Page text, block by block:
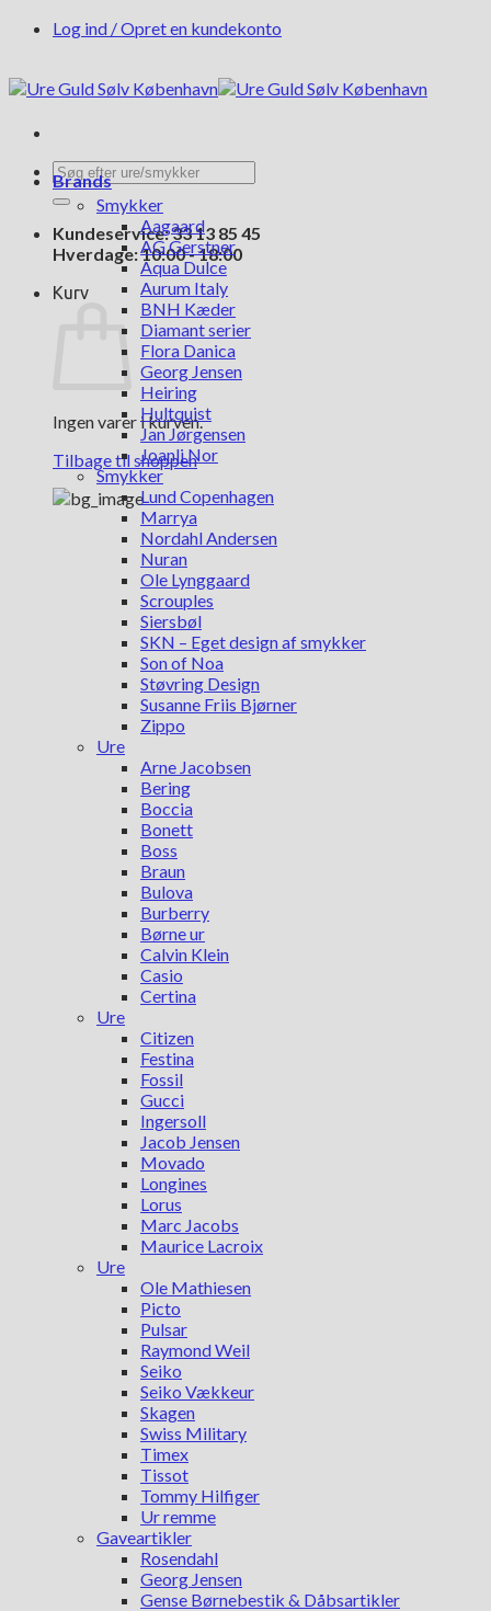
FortsætLog ind / Opret en kundekonto
Søg
efter:
Kundeservice: 33 13 85 45
Hverdage: 10:00 - 18:00
Kurv
Ingen varer i kurven.
Tilbage til shoppen
Brands
Smykker
Aagaard
AG Gerstner
Aqua Dulce
Aurum Italy
BNH Kæder
Diamant serier
Flora Danica
Georg Jensen
Heiring
Hultquist
Jan Jørgensen
Joanli Nor
Smykker
Lund Copenhagen
Marrya
Nordahl Andersen
Nuran
Ole Lynggaard
Scrouples
Siersbøl
SKN – Eget design af smykker
Son of Noa
Støvring Design
Susanne Friis Bjørner
Zippo
Ure
Arne Jacobsen
Bering
Boccia
Bonett
Boss
Braun
Bulova
Burberry
Børne ur
Calvin Klein
Casio
Certina
Ure
Citizen
Festina
Fossil
Gucci
Ingersoll
Jacob Jensen
Movado
Longines
Lorus
Marc Jacobs
Maurice Lacroix
Ure
Ole Mathiesen
Picto
Pulsar
Raymond Weil
Seiko
Seiko Vækkeur
Skagen
Swiss Military
Timex
Tissot
Tommy Hilfiger
Ur remme
Gaveartikler
Rosendahl
Georg Jensen
Gense Børnebestik & Dåbsartikler